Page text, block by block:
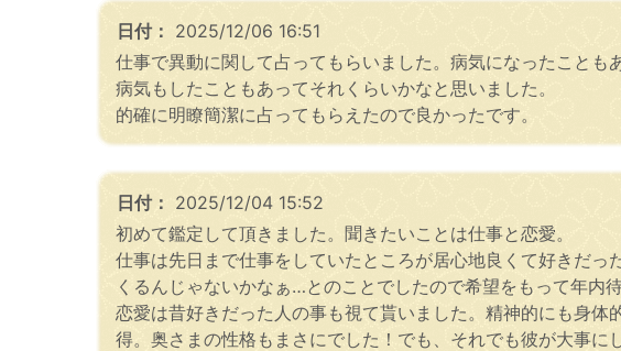
日付： 2025/12/06 16:51
仕事で異動に関して占ってもらいました。病気になったことも
病気もしたこともあってそれくらいかなと思いました。
的確に明瞭簡潔に占ってもらえたので良かったです。
日付： 2025/12/04 15:52
初めて鑑定して頂きました。聞きたいことは仕事と恋愛。
仕事は先日まで仕事をしていたところが居心地良くて好きだ
くるんじゃないかなぁ…とのことでしたので希望をもって年内
恋愛は昔好きだった人の事も視て貰いました。精神的にも身
得。奥さまの性格もまさにでした！でも、それでも彼が大事